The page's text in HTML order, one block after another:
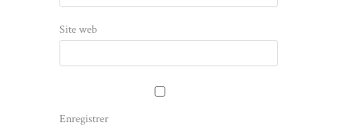
Site web
Enregistrer